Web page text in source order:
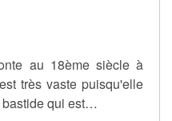
au 18ème siècle à
très vaste puisqu'elle
bastide qui est…